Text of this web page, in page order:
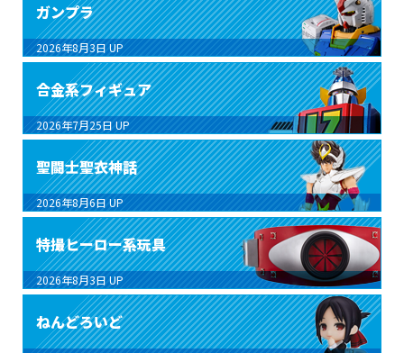
ガンプラ
2026年8月3日 UP
合金系フィギュア
2026年7月25日 UP
聖闘士聖衣神話
2026年8月6日 UP
特撮ヒーロー系玩具
2026年8月3日 UP
ねんどろいど